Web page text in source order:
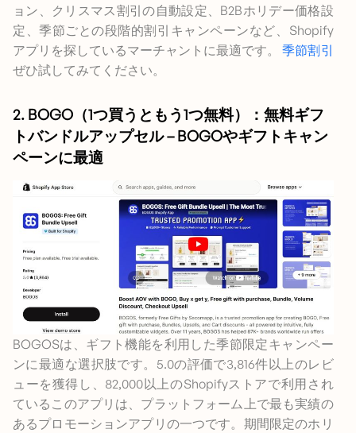
ョン、クリスマス割引の自動設定、B2Bホリデー価格設
定、季節ごとの段階的割引キャンペーンなど、Shopify
アプリを探しているマーチャントに最適です。
季節割引
ぜひ試してみてください。
2. BOGO（1つ買うともう1つ無料）：無料ギフ
トバンドルアップセル – BOGOやギフトキャン
ペーンに最適
BOGOSは、ギフト機能を利用した季節限定キャンペー
ンに最適な選択肢です。5.0の評価で3,816件以上のレビ
ューを獲得し、82,000以上のShopifyストアで利用され
ているこのアプリは、プラットフォーム上で最も実績の
あるプロモーションアプリの一つです。期間限定のホリ